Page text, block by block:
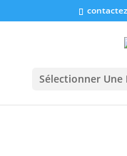
Sélectionner Une